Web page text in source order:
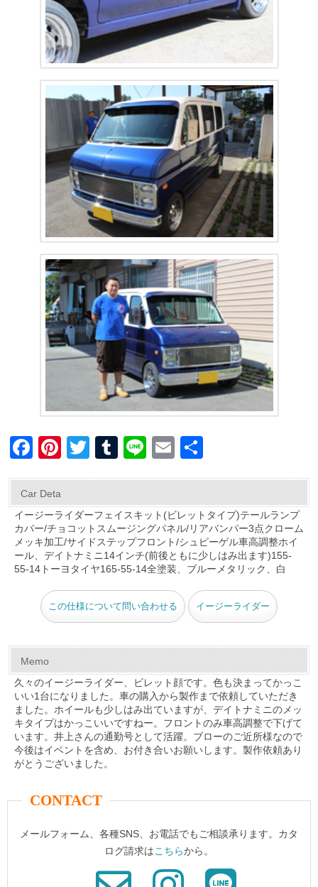
F
c
e
b
o
k
Pi
er
e
st
T
tt
er
T
m
bl
r
Li
e
E
ail
Car Deta
イージーライダーフェイスキット(ビレットタイプ)テールランプ
カバー/チョコットスムージングパネル/リアバンパー3点クローム
メッキ加工/サイドステップフロント/シュピーゲル車高調整ホイ
ール、デイトナミニ14インチ(前後ともに少しはみ出ます)155-
55-14トーヨタイヤ165-55-14全塗装、ブルーメタリック、白
この仕様について問い合わせる イージーライダー
Memo
久々のイージーライダー、ビレット顔です。色も決まってかっこ
いい1台になりました。車の購入から製作まで依頼していただき
ました。ホイールも少しはみ出ていますが、デイトナミニのメッ
キタイプはかっこいいですねー。フロントのみ車高調整で下げて
います。井上さんの通勤号として活躍。ブローのご近所様なので
今後はイベントを含め、お付き合いお願いします。製作依頼あり
がとうございました。
CONTACT
メールフォーム、各種SNS、お電話でもご相談承ります。カタ
ログ請求はこちらから。